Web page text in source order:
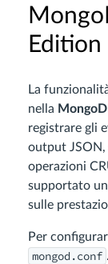
Edition
La
nella
registrare gli
output
operazioni
supportato
sulle
Per
mongod.conf